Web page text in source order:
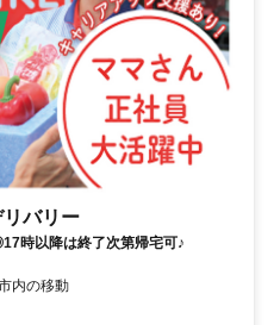
バリー
時以降は終了次第帰宅可♪
内の移動